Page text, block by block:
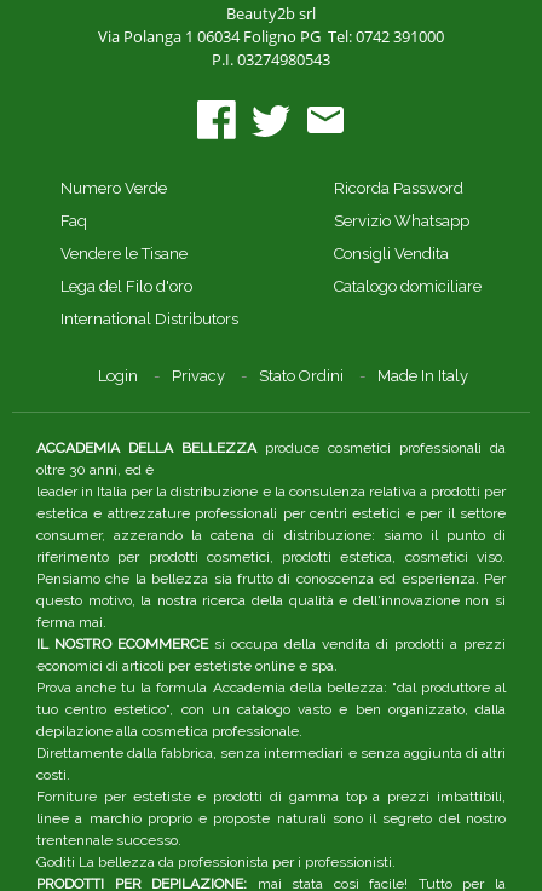
Beauty2b srl
Via Polanga 1 06034 Foligno PG Tel: 0742 391000
P.I. 03274980543
Numero Verde
Faq
Vendere le Tisane
Lega del Filo d'oro
International Distributors
Ricorda Password
Servizio Whatsapp
Consigli Vendita
Catalogo domiciliare
Login Privacy Stato Ordini Made In Italy
ACCADEMIA DELLA BELLEZZAproduce cosmetici professionali da
oltre 30 anni, ed è
leader in Italia per la distribuzione e la consulenza relativa a prodotti per
estetica e attrezzature professionali per centri estetici e per il settore
consumer, azzerando la catena di distribuzione: siamo il punto di
riferimento per prodotti cosmetici, prodotti estetica, cosmetici viso.
Pensiamo che la bellezza sia frutto di conoscenza ed esperienza. Per
questo motivo, la nostra ricerca della qualità e dell'innovazione non si
ferma mai.
IL NOSTRO ECOMMERCEsi occupa della vendita di prodotti a prezzi
economici di articoli per estetiste online e spa.
Prova anche tu la formula Accademia della bellezza: "dal produttore al
tuo centro estetico", con un catalogo vasto e ben organizzato, dalla
depilazione alla cosmetica professionale.
Direttamente dalla fabbrica, senza intermediari e senza aggiunta di altri
costi.
Forniture per estetiste e prodotti di gamma top a prezzi imbattibili,
linee a marchio proprio e proposte naturali sono il segreto del nostro
trentennale successo.
Goditi La bellezza da professionista per i professionisti.
PRODOTTI PER DEPILAZIONE: mai stata così facile! Tutto per la